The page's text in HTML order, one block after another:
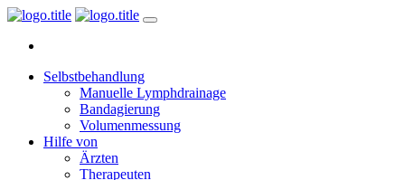
Selbstbehandlung
Manuelle Lymphdrainage
Bandagierung
Volumenmessung
Hilfe von
Ärzten
Therapeuten